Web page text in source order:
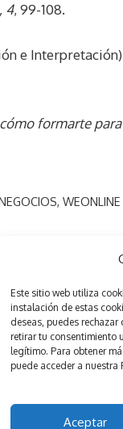
Este sitio web utiliza
instalación de estas
deseas, puedes
retirar tu consentimiento
legítimo. Para obtener
puede acceder a nuestra
Aceptar
4, 99-108.
e
formarte
,WEONLINE
presupuesto